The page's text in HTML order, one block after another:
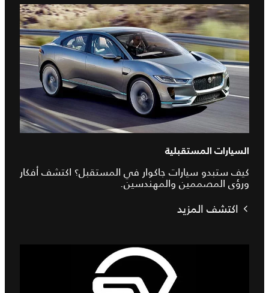
السيارات المستقبلية
كيف ستبدو سيارات جاكوار في المستقبل؟ اكتشف أفكار
ورؤى المصممين والمهندسين.
اكتشف المزيد